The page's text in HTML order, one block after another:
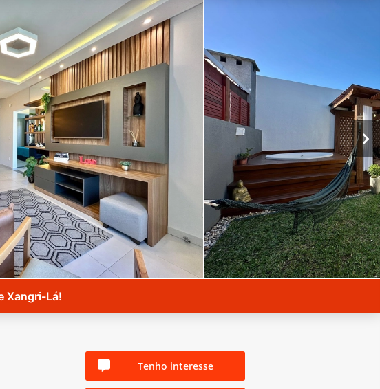
Xangri-Lá!
Tenho interesse